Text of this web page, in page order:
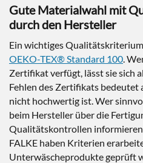
Gute Materialwahl mit
durch den Hersteller
Ein wichtiges
OEKO-TEX® Standard 100.
Zertifikat verfügt, lässt sie sich
Fehlen des Zertifikats bedeutet
nicht hochwertig ist. Wer
beim Hersteller über die
Qualitätskontrollen
FALKE haben Kriterien
Unterwäscheprodukte geprüft